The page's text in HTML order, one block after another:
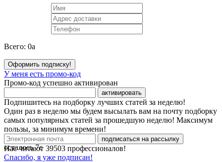
Всего: 0a
Оформить подписку!
У меня есть промо-код
Промо-код успешно активирован
активировать
Подпишитесь на подборку лучших статей за неделю!
Один раз в неделю мы будем высылать вам на почту подборку
самых популярных статей за прошедшую неделю! Максимум
пользы, за минимум времени!
подписаться на рассылку
Нас читают 39503 профессионалов!
Спасибо, я уже подписан!
осталось7с